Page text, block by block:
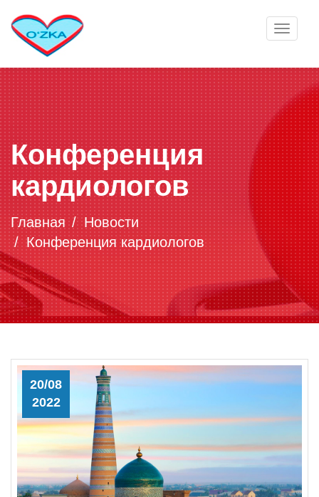
Toggle
Конференция
кардиологов
Главная
Новости
Конференция кардиологов
20/08
2022